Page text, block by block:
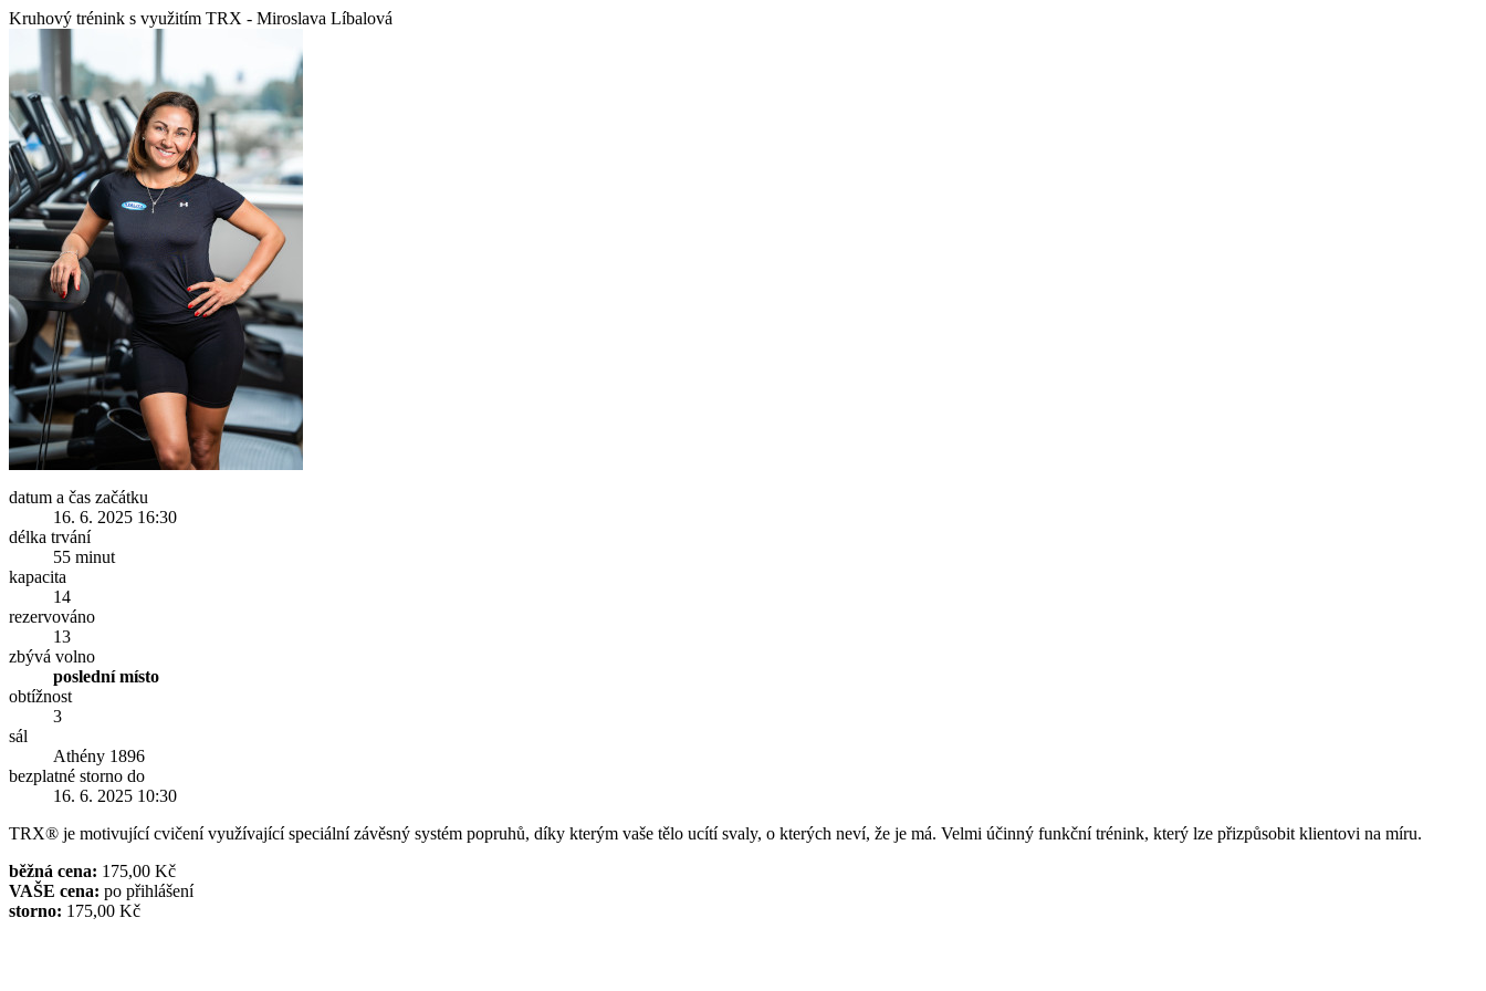
Kruhový trénink s využitím TRX - Miroslava Líbalová
datum a čas začátku
16. 6. 2025 16:30
délka trvání
55 minut
kapacita
14
rezervováno
13
zbývá volno
poslední místo
obtížnost
3
sál
Athény 1896
bezplatné storno do
16. 6. 2025 10:30
TRX® je motivující cvičení využívající speciální závěsný systém popruhů, díky kterým vaše tělo ucítí svaly, o kterých neví, že je má. Velmi účinný funkční trénink, který lze přizpůsobit klientovi na míru.
běžná cena: 175,00 Kč
VAŠE cena: po přihlášení
storno: 175,00 Kč